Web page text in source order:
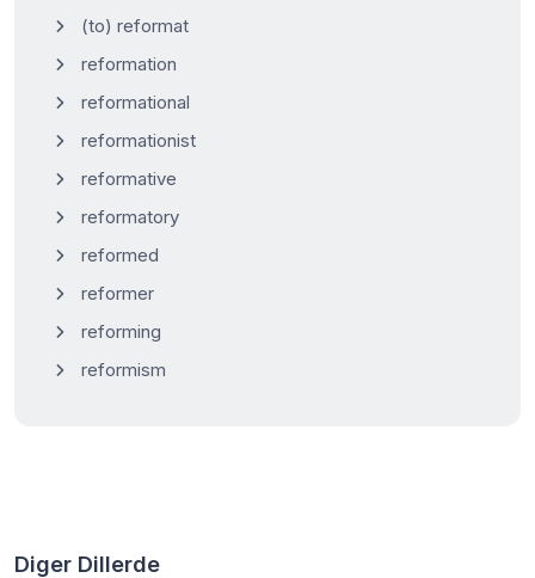
(to) reformat
reformation
reformational
reformationist
reformative
reformatory
reformed
reformer
reforming
reformism
Diger Dillerde